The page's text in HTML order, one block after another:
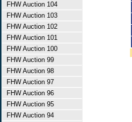
FHW Auction 104
FHW Auction 103
FHW Auction 102
FHW Auction 101
FHW Auction 100
FHW Auction 99
FHW Auction 98
FHW Auction 97
FHW Auction 96
FHW Auction 95
FHW Auction 94